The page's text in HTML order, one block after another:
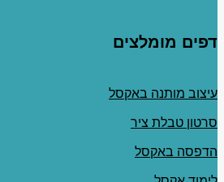
דפים מומלצים
עיצוב מותנה באקסל
סרטון טבלת ציר
הדפסה באקסל